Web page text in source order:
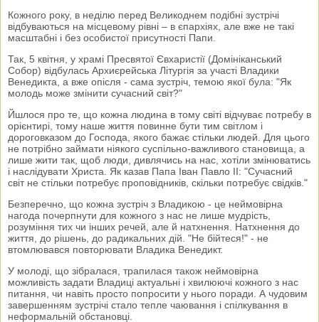
Кожного року, в неділю перед Великоднем подібні зустрічі
відбуваються на місцевому рівні – в єпархіях, але вже не такі
масштабні і без особистої присутності Папи.
Так, 5 квітня, у храмі Пресвятої Євхаристії (Домініканський
Собор) відбулась Архиєрейська Літургія за участі Владики
Венедикта, а вже опісля - сама зустріч, темою якої була: "Як
молодь може змінити сучасний світ?"
Йшлося про те, що кожна людина в тому світі відчуває потребу в
орієнтирі, тому наше життя повинне бути тим світлом і
дороговказом до Господа, якого бажає стільки людей. Для цього
не потрібно займати ніякого суспільно-важливого становища, а
лише жити так, щоб люди, дивлячись на нас, хотіли змінюватись
і наслідувати Христа. Як казав Папа Іван Павло ІІ: "Сучасний
світ не стільки потребує проповідників, скільки потребує свідків."
Безперечно, що кожна зустріч з Владикою - це неймовірна
нагода почерпнути для кожного з нас не лише мудрість,
розуміння тих чи інших речей, але й натхнення. Натхнення до
життя, до рішень, до радикальних дій. "Не бійтеся!" - не
втомлювався повторювати Владика Венедикт.
У молоді, що зібралася, трапилася також неймовірна
можливість задати Владиці актуальні і хвилюючі кожного з нас
питання, чи навіть просто попросити у нього поради. А чудовим
завершенням зустрічі стало тепле чаювання і спілкування в
неформальній обстановці.